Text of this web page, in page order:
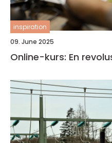
inspiration
09. June 2025
Online-kurs: En